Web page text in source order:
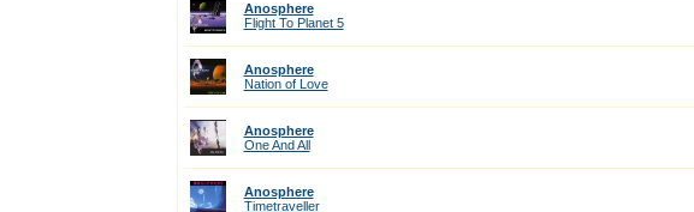
Anosphere
Flight To Planet 5
Anosphere
Nation of Love
Anosphere
One And All
Anosphere
Timetraveller